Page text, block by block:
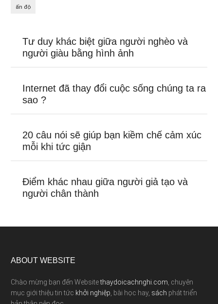
ấn độ
Tư duy khác biệt giữa người nghèo và
người giàu bằng hình ảnh
Internet đã thay đổi cuộc sống chúng ta ra
sao ?
20 câu nói sẽ giúp bạn kiềm chế cảm xúc
mỗi khi tức giận
Điểm khác nhau giữa người giả tạo và
người chân thành
ABOUT WEBSITE
Chào mừng bạn đến Websitethaydoicachnghi.com , chuyên
mục giới thiệu tin tức khởi nghiệp , bài học hay, sách phát triển